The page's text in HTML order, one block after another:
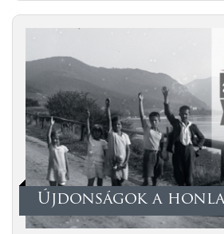
Újdonságok a